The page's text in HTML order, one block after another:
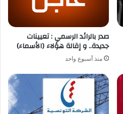
صدر بالرائد الرسمي : تعيينات
جديدة.. و إقالة هؤلاء (الأسماء)
منذ أسبوع واحد